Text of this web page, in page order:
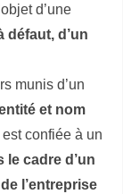
d’une
défaut, d’un
munis d’un
et nom
confiée à un
le cadre d’un
l’entreprise